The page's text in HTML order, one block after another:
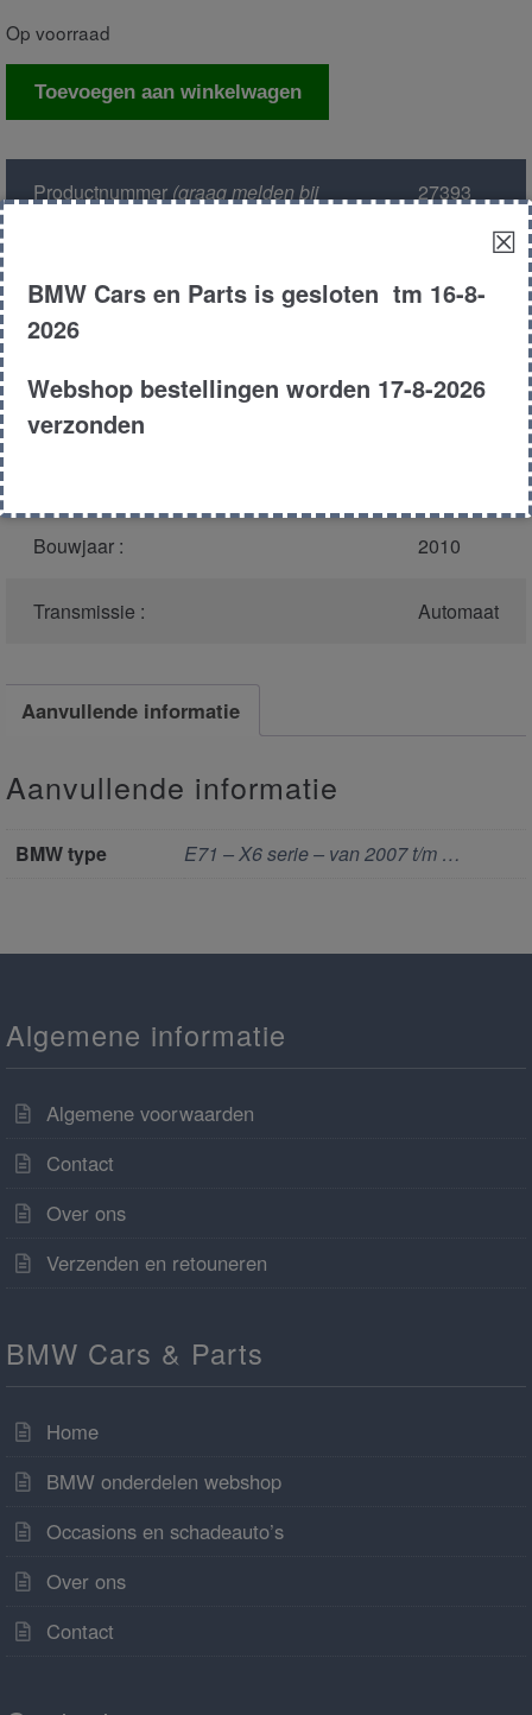
Op voorraad
Portiergreep
Toevoegen aan winkelwagen
Productnummer(graag melden bij
27393
Model : E71
Carroserie :
Bouwjaar : 2010
Transmissie : Automaat
Aanvullende informatie
Aanvullende informatie
BMW type E71 – X6 serie – van 2007 t/m …
Algemene informatie
Algemene voorwaarden
Contact
Over ons
Verzenden en retouneren
BMW Cars & Parts
Home
BMW onderdelen webshop
Occasions en schadeauto’s
Over ons
Contact
☒
BMW Cars en Parts is gesloten tm 16-8-
2026
Webshop bestellingen worden 17-8-2026
verzonden